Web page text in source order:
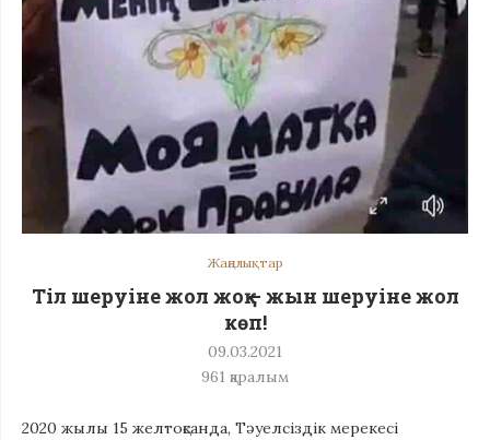
Жаңалықтар
Тіл шеруіне жол жоқ – жын шеруіне жол
көп!
09.03.2021
961 қаралым
2020 жылы 15 желтоқсанда, Тәуелсіздік мерекесі